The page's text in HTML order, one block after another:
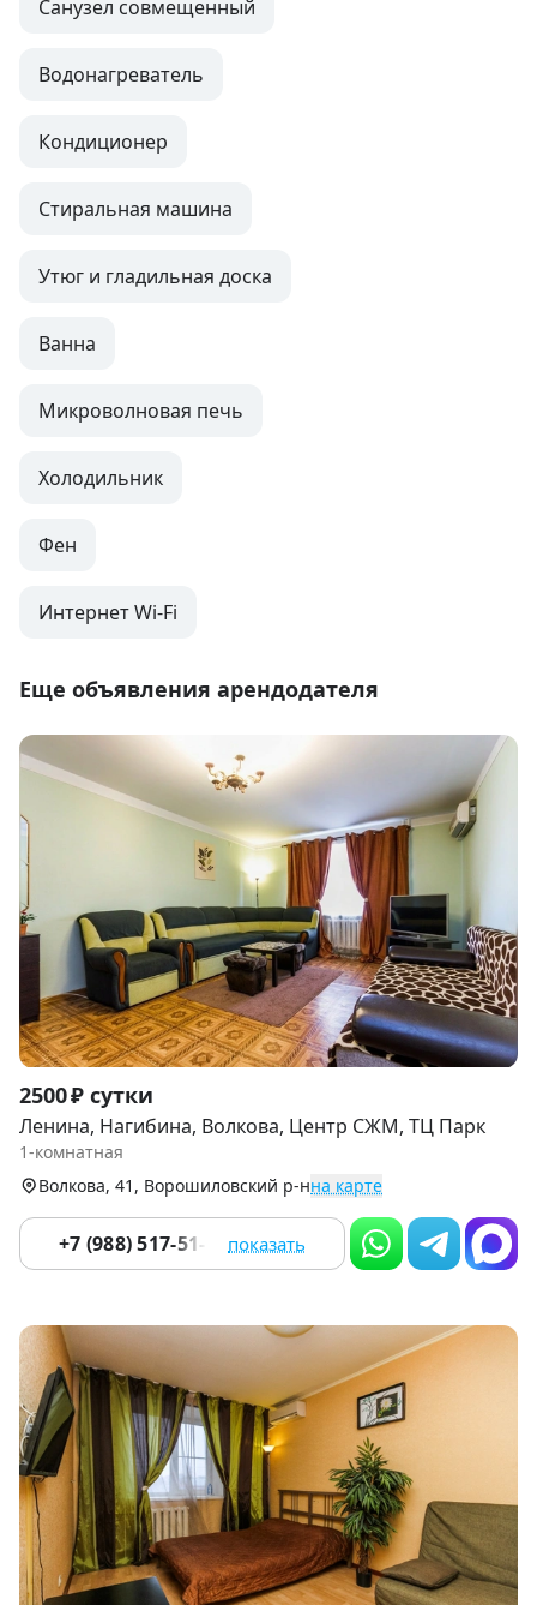
Санузел совмещенный
Водонагреватель
Кондиционер
Стиральная машина
Утюг и гладильная доска
Ванна
Микроволновая печь
Холодильник
Фен
Интернет Wi-Fi
Еще объявления арендодателя
Item
1
of
9
2500 ₽ сутки
Ленина, Нагибина, Волкова, Центр СЖМ, ТЦ Парк
1-комнатная
Волкова, 41, Ворошиловский р-нна карте
+7 (988) 517-51-17 показать